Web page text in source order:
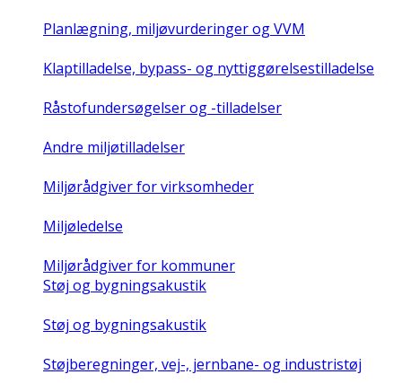
Planlægning, miljøvurderinger og VVM
Klaptilladelse, bypass- og nyttiggørelsestilladelse
Råstofundersøgelser og -tilladelser
Andre miljøtilladelser
Miljørådgiver for virksomheder
Miljøledelse
Miljørådgiver for kommuner
Støj og bygningsakustik
Støj og bygningsakustik
Støjberegninger, vej-, jernbane- og industristøj